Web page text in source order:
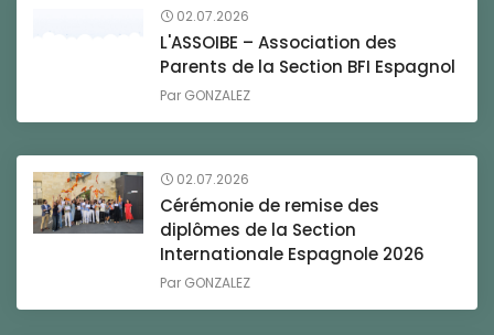
02.07.2026
L'ASSOIBE – Association des
Parents de la Section BFI Espagnol
Par GONZALEZ
02.07.2026
Cérémonie de remise des
diplômes de la Section
Internationale Espagnole 2026
Par GONZALEZ